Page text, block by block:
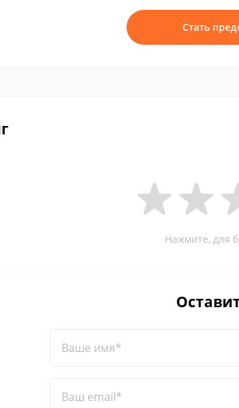
Стать
Нажмите, для
Ваше имя*
Ваш email*